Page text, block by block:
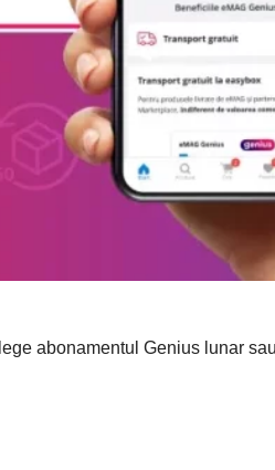
abonamentul Genius lunar